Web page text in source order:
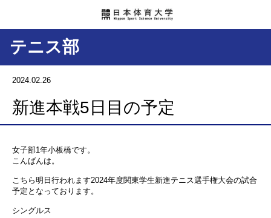
テニス部
2024.02.26
新進本戦5日目の予定
女子部1年小板橋です。
こんばんは。
こちら明日行われます2024年度関東学生新進テニス選手権大会の試合
予定となっております。
シングルス